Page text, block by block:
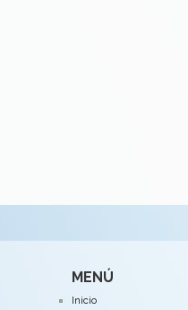
MENÚ
Inicio